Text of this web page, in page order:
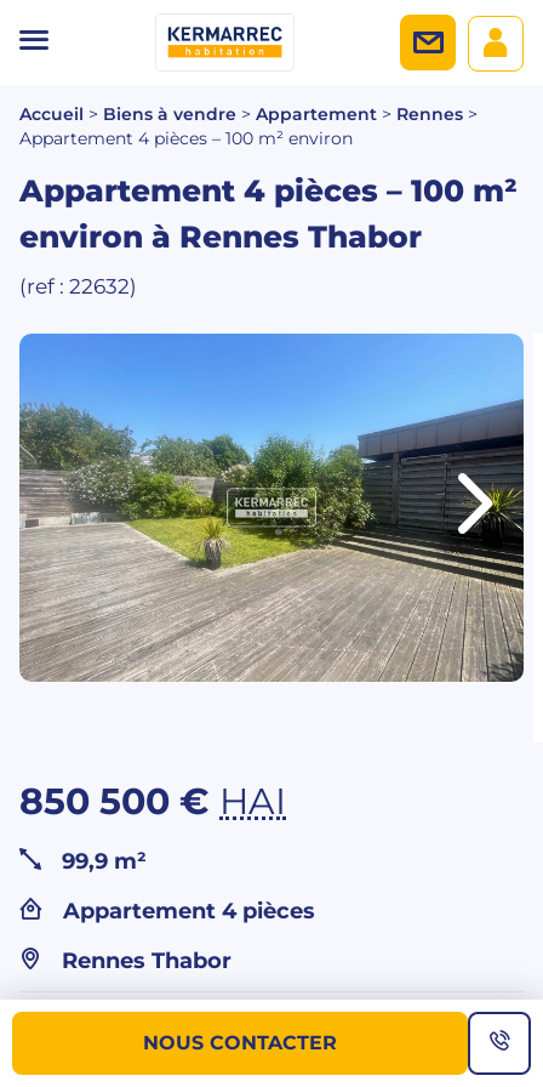
Accueil > Biens à vendre > Appartement > Rennes >
Appartement 4 pièces – 100 m² environ
Appartement 4 pièces – 100 m²
environ à Rennes Thabor
(ref : 22632)
850 500 € HAI
99,9 m²
Appartement 4 pièces
Rennes Thabor
plus d’informations sur ce bien ?
NOUS CONTACTER